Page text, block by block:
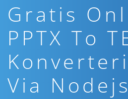
Gratis
PPTX To
Via Nodejs